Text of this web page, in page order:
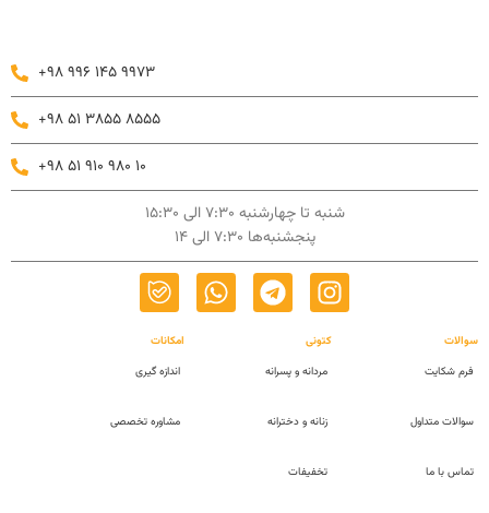
+98 996 145 9973
+98 51 3855 8555
+98 51 910 980 10
شنبه تا چهارشنبه 7:30 الی 15:30
پنجشنبه‌ها 7:30 الی 14
سوالات
فرم شکایت
سوالات متداول
تماس با ما
کتونی
مردانه و پسرانه
زنانه و دخترانه
تخفیفات
امکانات
اندازه گیری
مشاوره تخصصی